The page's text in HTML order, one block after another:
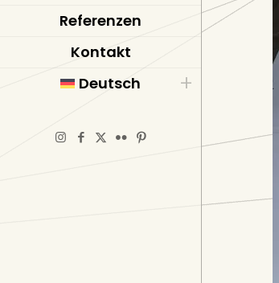
Referenzen
Kontakt
Deutsch